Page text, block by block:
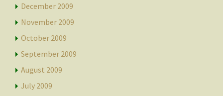
December 2009
November 2009
October 2009
September 2009
August 2009
July 2009